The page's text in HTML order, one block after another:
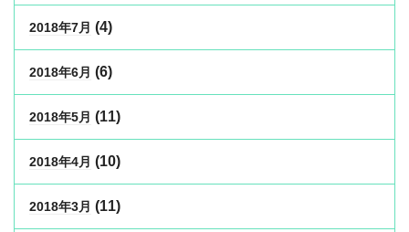
2018年7月 (4)
2018年6月 (6)
2018年5月 (11)
2018年4月 (10)
2018年3月 (11)